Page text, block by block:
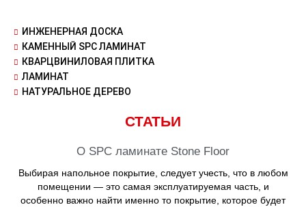
ИНЖЕНЕРНАЯ ДОСКА
КАМЕННЫЙ SPC ЛАМИНАТ
КВАРЦВИНИЛОВАЯ ПЛИТКА
ЛАМИНАТ
НАТУРАЛЬНОЕ ДЕРЕВО
СТАТЬИ
О SPC ламинате Stone Floor
Выбирая напольное покрытие, следует учесть, что в любом
помещении — это самая эксплуатируемая часть, и
особенно важно найти именно то покрытие, которое будет